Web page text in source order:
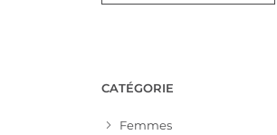
CATÉGORIE
Femmes